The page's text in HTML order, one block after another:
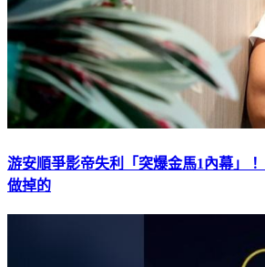
游安順爭影帝失利「突爆金馬1內幕」
做掉的